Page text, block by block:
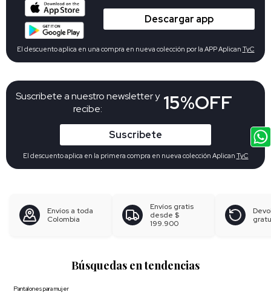
Suscribete a nuestro newsletter y
recibe:
15%OFF
Suscribete
El descuento aplica en la primera compra en nueva colección Aplican TyC
Descargar app
El descuento aplica en una compra en nueva colección por la APP Aplican TyC
Envíos a toda
Colombia
Envíos gratis
desde $
199.900
Búsquedas en tendencias
Pantalones para mujer